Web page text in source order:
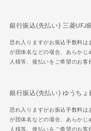
銀行振込(先払い) 三菱UFJ
恐れ入りますがお振込手数料
が団体名などの場合、あらか
人様等、後払いをご希望のお客
銀行振込(先払い) ゆうちょ
恐れ入りますがお振込手数料
が団体名などの場合、あらか
人様等、後払いをご希望のお客